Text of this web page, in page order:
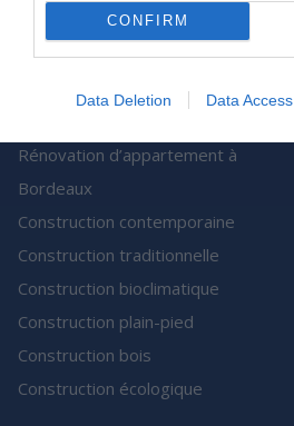
CONFIRM
Data Deletion Data Access
Rénovation d’appartement à
Paris
Rénovation d’appartement à
Rénovation d’appartement à
Bordeaux
Construction contemporaine
Construction traditionnelle
Construction bioclimatique
Construction plain-pied
Construction bois
Construction écologique